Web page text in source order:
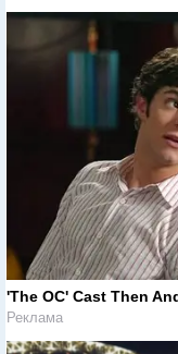
'The OC' Cast Then
Реклама